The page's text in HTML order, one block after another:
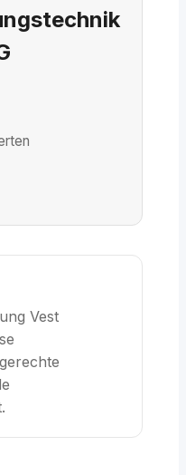
Vest